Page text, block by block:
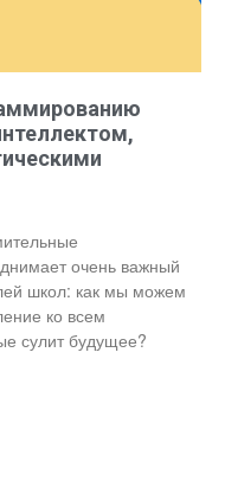
очень важный
школ: как мы можем
ко всем
сулит будущее?